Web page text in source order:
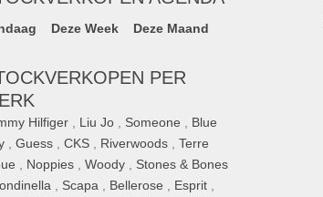
Deze Week Deze Maand
PER
Hilfiger Liu Jo Someone
Blue
,Guess ,CKS Riverwoods ,Terre
Noppies ,Woody
Stones & Bones
Scapa Bellerose Esprit